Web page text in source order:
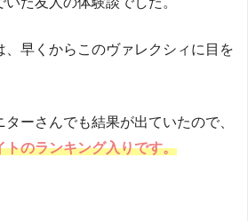
、早くからこのヴァレクシィに目を
ーさんでも結果が出ていたので、
トのランキング入りです。